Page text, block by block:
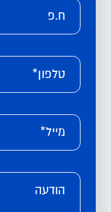
ח.פ
טלפון*
מייל*
הודעה